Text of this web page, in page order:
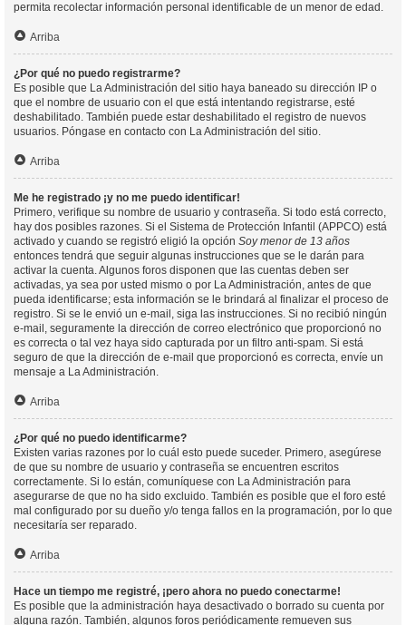
permita recolectar información personal identificable de un menor de edad.
Arriba
¿Por qué no puedo registrarme?
Es posible que La Administración del sitio haya baneado su dirección IP o
que el nombre de usuario con el que está intentando registrarse, esté
deshabilitado. También puede estar deshabilitado el registro de nuevos
usuarios. Póngase en contacto con La Administración del sitio.
Arriba
Me he registrado ¡y no me puedo identificar!
Primero, verifique su nombre de usuario y contraseña. Si todo está correcto,
hay dos posibles razones. Si el Sistema de Protección Infantil (APPCO) está
activado y cuando se registró eligió la opción Soy menor de 13 años
entonces tendrá que seguir algunas instrucciones que se le darán para
activar la cuenta. Algunos foros disponen que las cuentas deben ser
activadas, ya sea por usted mismo o por La Administración, antes de que
pueda identificarse; esta información se le brindará al finalizar el proceso de
registro. Si se le envió un e-mail, siga las instrucciones. Si no recibió ningún
e-mail, seguramente la dirección de correo electrónico que proporcionó no
es correcta o tal vez haya sido capturada por un filtro anti-spam. Si está
seguro de que la dirección de e-mail que proporcionó es correcta, envíe un
mensaje a La Administración.
Arriba
¿Por qué no puedo identificarme?
Existen varias razones por lo cuál esto puede suceder. Primero, asegúrese
de que su nombre de usuario y contraseña se encuentren escritos
correctamente. Si lo están, comuníquese con La Administración para
asegurarse de que no ha sido excluido. También es posible que el foro esté
mal configurado por su dueño y/o tenga fallos en la programación, por lo que
necesitaría ser reparado.
Arriba
Hace un tiempo me registré, ¡pero ahora no puedo conectarme!
Es posible que la administración haya desactivado o borrado su cuenta por
alguna razón. También, algunos foros periódicamente remueven sus